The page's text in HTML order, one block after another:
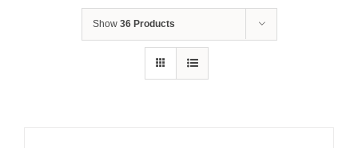
Show 36 Products